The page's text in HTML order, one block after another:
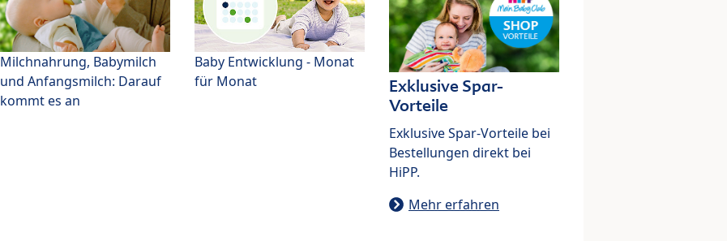
Milchnahrung, Babymilch
und Anfangsmilch: Darauf
kommt es an
Baby Entwicklung - Monat
für Monat
Exklusive Spar-
Vorteile
Exklusive Spar-Vorteile bei
Bestellungen direkt bei
HiPP.
Mehr erfahren